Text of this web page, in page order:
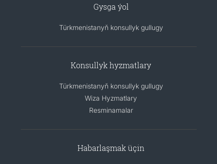
Gysga ýol
Türkmenistanyň konsullyk gullugy
Konsullyk hyzmatlary
Türkmenistanyň konsullyk gullugy
Wiza Hyzmatlary
Resminamalar
Habarlaşmak üçin